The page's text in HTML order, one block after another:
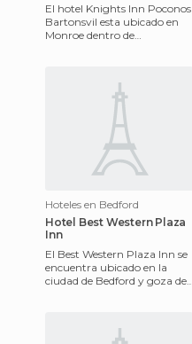
El hotel Knights Inn Poconos
Bartonsvil esta ubicado en
Monroe dentro de
Hoteles en Bedford
Hotel Best Western Plaza
Inn
El Best Western Plaza Inn se
encuentra ubicado en la
ciudad de Bedford y goza de